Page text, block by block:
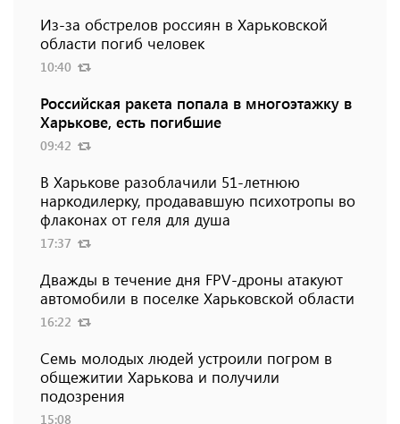
Из-за обстрелов россиян в Харьковской
области погиб человек
10:40
Российская ракета попала в многоэтажку в
Харькове, есть погибшие
09:42
В Харькове разоблачили 51-летнюю
наркодилерку, продававшую психотропы во
флаконах от геля для душа
17:37
Дважды в течение дня FPV-дроны атакуют
автомобили в поселке Харьковской области
16:22
Семь молодых людей устроили погром в
общежитии Харькова и получили
подозрения
15:08